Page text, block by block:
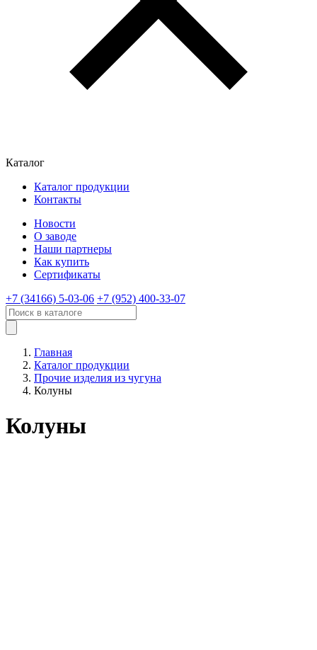
Каталог
Каталог продукции
Контакты
Новости
О заводе
Наши партнеры
Как купить
Сертификаты
+7 (34166) 5-03-06 +7 (952) 400-33-07
Главная
Каталог продукции
Прочие изделия из чугуна
Колуны
Колуны